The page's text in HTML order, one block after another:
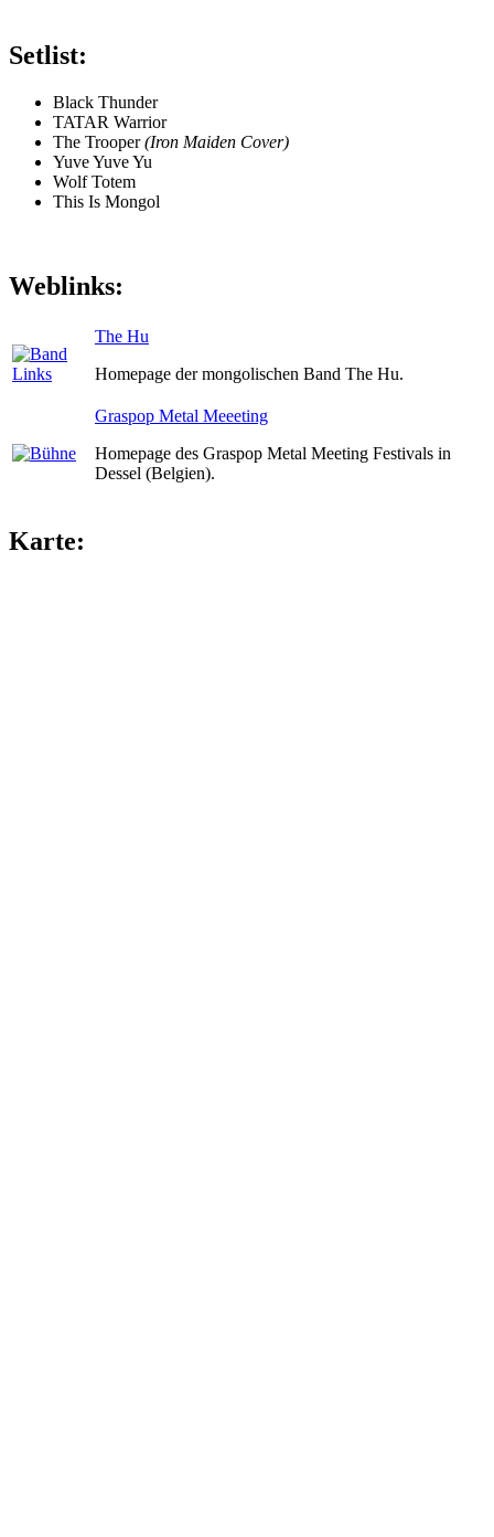
Setlist:
Black Thunder
TATAR Warrior
The Trooper(Iron Maiden Cover)
Yuve Yuve Yu
Wolf Totem
This Is Mongol
Weblinks:
The Hu
Homepage der mongolischen Band The Hu.
Graspop Metal Meeeting
Homepage des Graspop Metal Meeting Festivals in
Dessel (Belgien).
Karte: